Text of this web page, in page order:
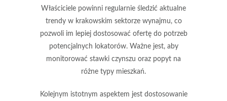
Właściciele powinni regularnie śledzić aktualne
trendy w krakowskim sektorze wynajmu, co
pozwoli im lepiej dostosować ofertę do potrzeb
potencjalnych lokatorów. Ważne jest, aby
monitorować stawki czynszu oraz popyt na
różne typy mieszkań.
Kolejnym istotnym aspektem jest dostosowanie